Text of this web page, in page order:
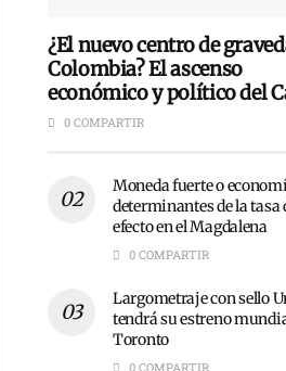
¿El nuevo centro de
Colombia? El ascenso
económico y político del
0 COMPARTIR
Moneda fuerte o
determinantes de la tasa
efecto en el Magdalena
0 COMPARTIR
Largometraje con sello
tendrá su estreno
Toronto
0 COMPARTIR